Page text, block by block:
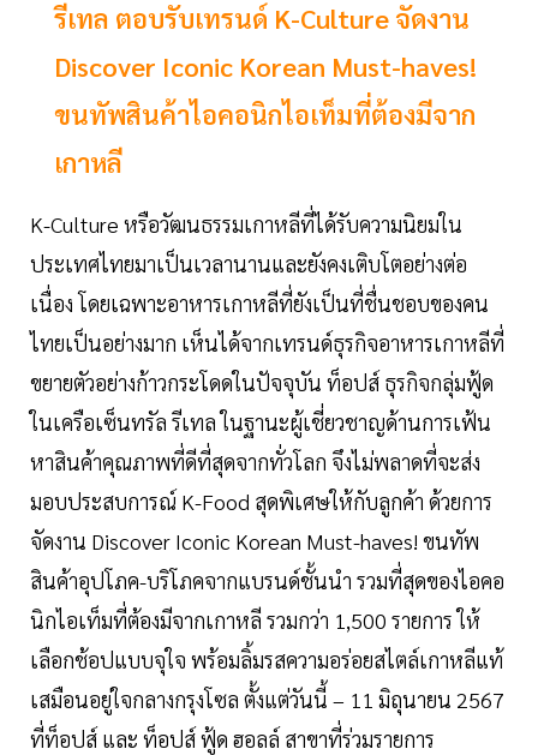
รีเทล ตอบรับเทรนด์ K-Culture จัดงาน
Discover Iconic Korean Must-haves!
ขนทัพสินค้าไอคอนิกไอเท็มที่ต้องมีจาก
เกาหลี
K-Culture หรือวัฒนธรรมเกาหลีที่ได้รับความนิยมใน
ประเทศไทยมาเป็นเวลานานและยังคงเติบโตอย่างต่อ
เนื่อง โดยเฉพาะอาหารเกาหลีที่ยังเป็นที่ชื่นชอบของคน
ไทยเป็นอย่างมาก เห็นได้จากเทรนด์ธุรกิจอาหารเกาหลีที่
ขยายตัวอย่างก้าวกระโดดในปัจจุบัน ท็อปส์ ธุรกิจกลุ่มฟู้ด
ในเครือเซ็นทรัล รีเทล ในฐานะผู้เชี่ยวชาญด้านการเฟ้น
หาสินค้าคุณภาพที่ดีที่สุดจากทั่วโลก จึงไม่พลาดที่จะส่ง
มอบประสบการณ์ K-Food สุดพิเศษให้กับลูกค้า ด้วยการ
จัดงาน Discover Iconic Korean Must-haves! ขนทัพ
สินค้าอุปโภค-บริโภคจากแบรนด์ชั้นนำ รวมที่สุดของไอคอ
นิกไอเท็มที่ต้องมีจากเกาหลี รวมกว่า 1,500 รายการ ให้
เลือกช้อปแบบจุใจ พร้อมลิ้มรสความอร่อยสไตล์เกาหลีแท้
เสมือนอยู่ใจกลางกรุงโซล ตั้งแต่วันนี้ – 11 มิถุนายน 2567
ที่ท็อปส์ และ ท็อปส์ ฟู้ด ฮอลล์ สาขาที่ร่วมรายการ